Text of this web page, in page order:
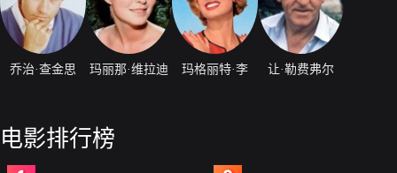
乔治·查金思 玛丽那·维拉迪 玛格丽特·李 让·勒费弗尔
电影排行榜